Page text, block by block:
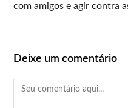
com amigos e agir contra
Deixe um comentário